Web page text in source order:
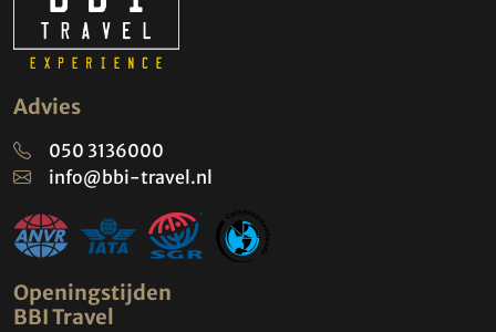
Advies
050 3136000
info@bbi-travel.nl
Openingstijden
BBI Travel